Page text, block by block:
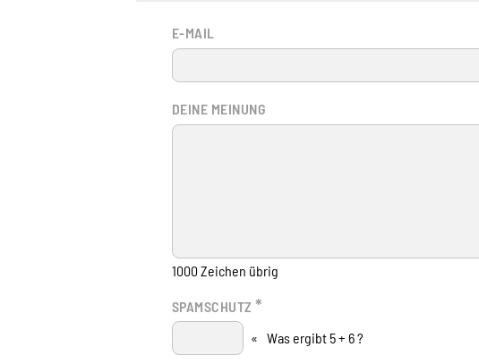
E-MAIL
DEINE MEINUNG
1000Zeichen übrig
SPAMSCHUTZ*
« Was ergibt 5 + 6 ?